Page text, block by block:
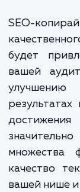
темы и
Наша
от
тарифы,
статей
многое